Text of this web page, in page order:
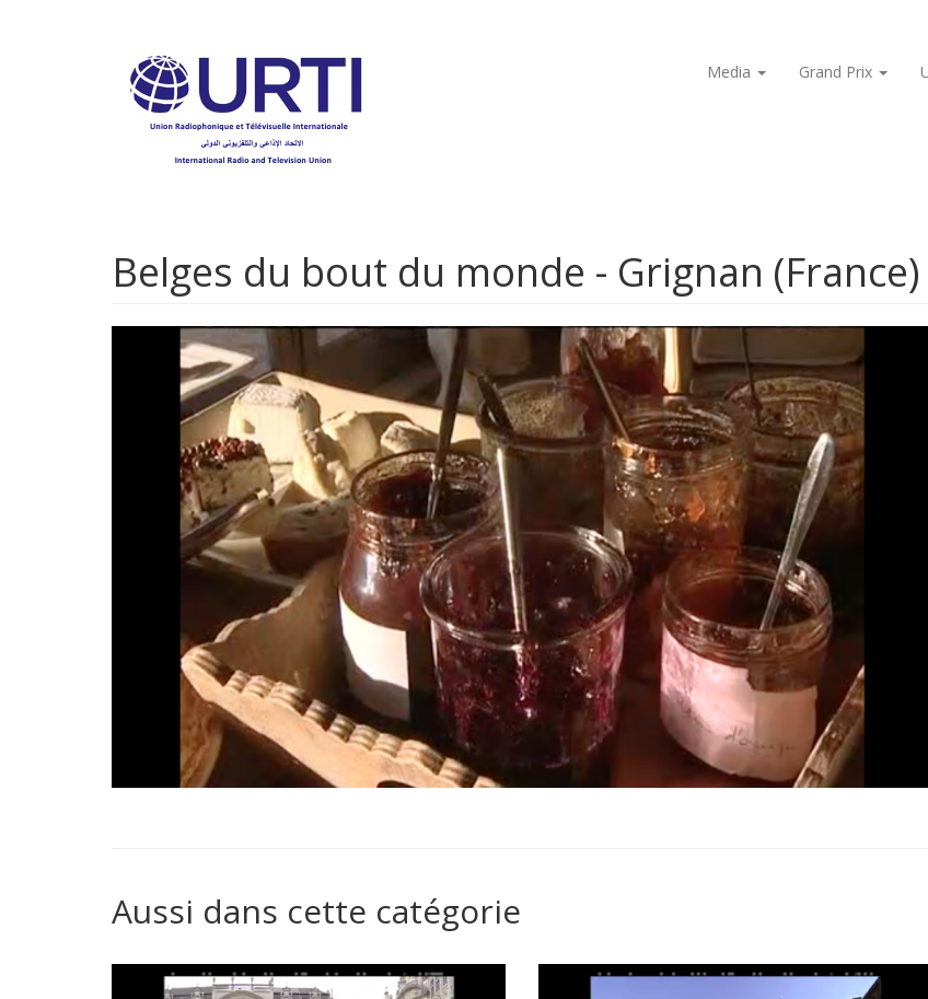
Media
Grand Prix
Belges du bout du monde - Grignan (France)
Aussi dans cette catégorie